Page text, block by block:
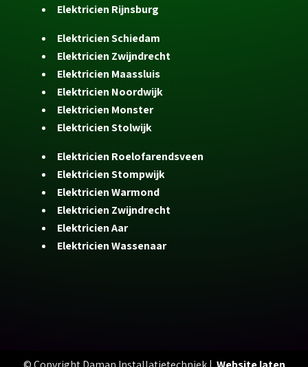
Elektricien Rijnsburg
Elektricien Schiedam
Elektricien Zwijndrecht
Elektricien Maassluis
Elektricien Noordwijk
Elektricien Monster
Elektricien Stolwijk
Elektricien Roelofarendsveen
Elektricien Stompwijk
Elektricien Warmond
Elektricien Zwijndrecht
Elektricien Aar
Elektricien Wassenaar